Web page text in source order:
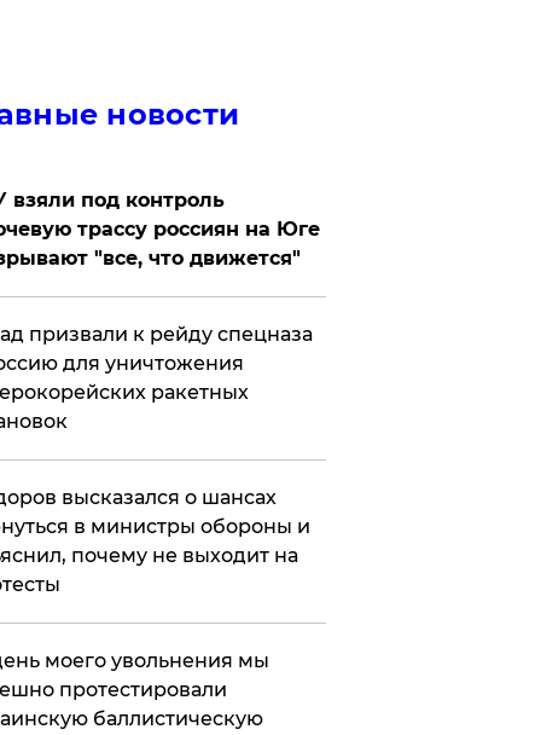
новости
взяли под контроль
трассу россиян на Юге
"все, что движется"
призвали к рейду спецназа
для уничтожения
ракетных
высказался о шансах
в министры обороны и
почему не выходит на
моего увольнения мы
протестировали
баллистическую